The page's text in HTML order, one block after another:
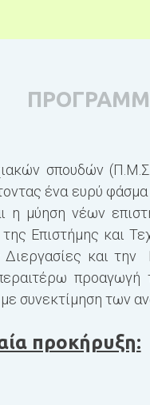
σπουδών
ένα ευρύ
η μύηση νέων
Επιστήμης και
Διεργασίες και
προαγωγή
συνεκτίμηση των
προκήρυξη: